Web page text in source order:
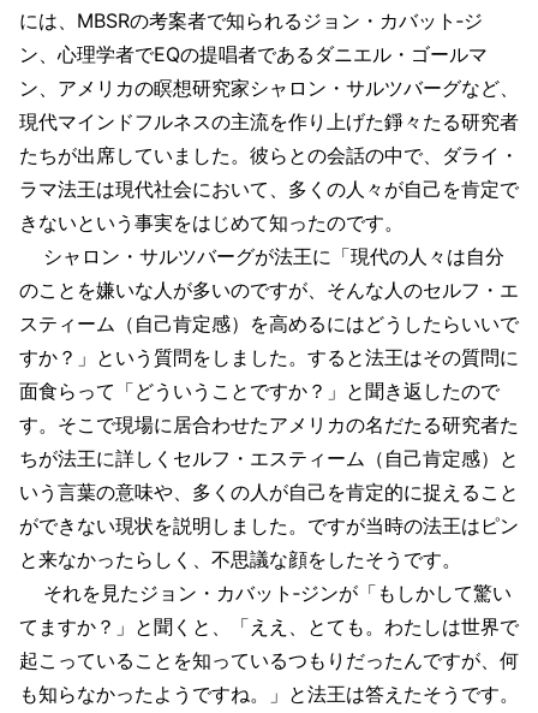
には、MBSRの考案者で知られるジョン・カバット‐ジ
ン、心理学者でEQの提唱者であるダニエル・ゴールマ
ン、アメリカの瞑想研究家シャロン・サルツバーグなど、
現代マインドフルネスの主流を作り上げた錚々たる研究者
たちが出席していました。彼らとの会話の中で、ダライ・
ラマ法王は現代社会において、多くの人々が自己を肯定で
きないという事実をはじめて知ったのです。
シャロン・サルツバーグが法王に「現代の人々は自分
のことを嫌いな人が多いのですが、そんな人のセルフ・エ
スティーム（自己肯定感）を高めるにはどうしたらいいで
すか？」という質問をしました。すると法王はその質問に
面食らって「どういうことですか？」と聞き返したので
す。そこで現場に居合わせたアメリカの名だたる研究者た
ちが法王に詳しくセルフ・エスティーム（自己肯定感）と
いう言葉の意味や、多くの人が自己を肯定的に捉えること
ができない現状を説明しました。ですが当時の法王はピン
と来なかったらしく、不思議な顔をしたそうです。
それを見たジョン・カバット‐ジンが「もしかして驚い
てますか？」と聞くと、「ええ、とても。わたしは世界で
起こっていることを知っているつもりだったんですが、何
も知らなかったようですね。」と法王は答えたそうです。